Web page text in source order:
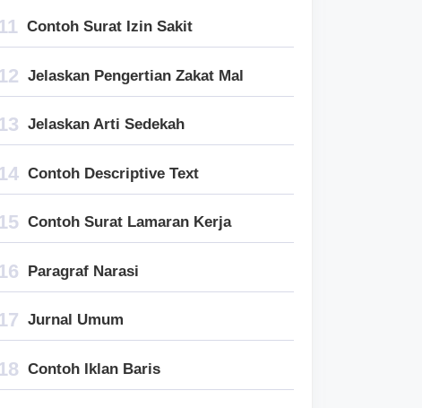
Contoh Surat Izin Sakit
Jelaskan Pengertian Zakat Mal
Jelaskan Arti Sedekah
Contoh Descriptive Text
Contoh Surat Lamaran Kerja
Paragraf Narasi
Jurnal Umum
Contoh Iklan Baris